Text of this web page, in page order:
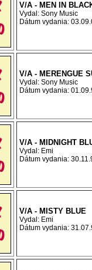
V/A - MEN IN
Vydal: Sony Music
Dátum vydania:
V/A - MERENGUE
Vydal: Sony Music
Dátum vydania:
V/A - MIDNIGHT
Vydal: Emi
Dátum vydania:
V/A - MISTY BLUE
Vydal: Emi
Dátum vydania: